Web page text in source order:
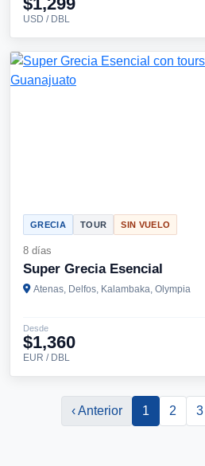
USD / DBL
GRECIA TOUR SIN VUELO
8 días
Super Grecia Esencial
Atenas, Delfos, Kalambaka, Olympia
Desde
$1,360
EUR / DBL
‹ Anterior 1 2 3